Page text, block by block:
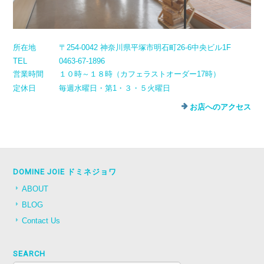
所在地
〒254-0042 神奈川県平塚市明石町26-6中央ビル1F
TEL
0463-67-1896
営業時間
１０時～１８時（カフェラストオーダー17時）
定休日
毎週水曜日・第1・３・５火曜日
お店へのアクセス
DOMINE JOIE ドミネジョワ
ABOUT
BLOG
Contact Us
SEARCH